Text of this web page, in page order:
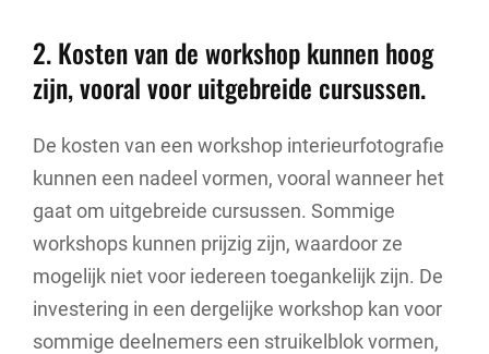
2. Kosten van de workshop kunnen hoog
zijn, vooral voor uitgebreide cursussen.
De kosten van een workshop interieurfotografie
kunnen een nadeel vormen, vooral wanneer het
gaat om uitgebreide cursussen. Sommige
workshops kunnen prijzig zijn, waardoor ze
mogelijk niet voor iedereen toegankelijk zijn. De
investering in een dergelijke workshop kan voor
sommige deelnemers een struikelblok vormen,